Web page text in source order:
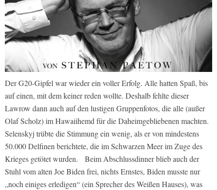
Der G20-Gipfel war wieder ein voller Erfolg. Alle hatten Spaß, bis
auf einen, mit dem keiner reden wollte. Deshalb fehlte dieser
Lawrow dann auch auf den lustigen Gruppenfotos, die alle (außer
Olaf Scholz) im Hawaiihemd für die Daheimgebliebenen machten.
Selenskyj trübte die Stimmung ein wenig, als er von mindestens
50.000 Delfinen berichtete, die im Schwarzen Meer im Zuge des
Krieges getötet wurden. Beim Abschlussdinner blieb auch der
Stuhl vom alten Joe Biden frei, nichts Ernstes, Biden musste nur
„noch einiges erledigen“ (ein Sprecher des Weißen Hauses), was